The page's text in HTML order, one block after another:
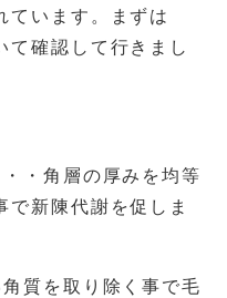
ています。まずは
て確認して行きまし
・角層の厚みを均等
新陳代謝を促しま
質を取り除く事で毛